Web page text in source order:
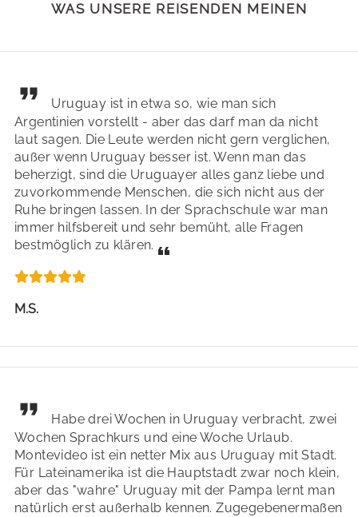
WAS UNSERE REISENDEN MEINEN
Uruguay ist in etwa so, wie man sich
Argentinien vorstellt - aber das darf man da nicht
laut sagen. Die Leute werden nicht gern verglichen,
außer wenn Uruguay besser ist. Wenn man das
beherzigt, sind die Uruguayer alles ganz liebe und
zuvorkommende Menschen, die sich nicht aus der
Ruhe bringen lassen. In der Sprachschule war man
immer hilfsbereit und sehr bemüht, alle Fragen
bestmöglich zu klären.
M.S.
Habe drei Wochen in Uruguay verbracht, zwei
Wochen Sprachkurs und eine Woche Urlaub.
Montevideo ist ein netter Mix aus Uruguay mit Stadt.
Für Lateinamerika ist die Hauptstadt zwar noch klein,
aber das "wahre" Uruguay mit der Pampa lernt man
natürlich erst außerhalb kennen. Zugegebenermaßen